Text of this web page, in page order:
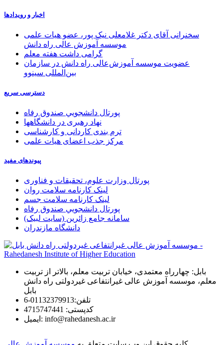
اخبار و رویدادها
سخنرانی آقای دکتر غلامعلی نیک پور، عضو هیات علمی
موسسه آموزش عالی راه دانش
گرامی داشت هفته معلم
عضویت موسسه آموزش‌عالی راه دانش در سازمان
بین‌المللی سینوو
دسترسی سریع
پورتال دانشجويي صندوق رفاه
نهاد رهبری در دانشگاهها
ترم بندی کاردانی و کارشناسی
مرکز جذب اعضای هیات علمی
پیوندهای مفید
پورتال وزارت علوم، تحقیقات و فناوری
لینک کارنامه سلامت روان
لینک کارنامه سلامت جسم
پورتال دانشجويي صندوق رفاه
سامانه جامع زائرین (سایت لبیک)
دانشگاه مازندران
بابل: چهارراه معتمدی، خیابان تربیت معلم، بالاتر از تربیت
معلم، موسسه آموزش عالی غیرانتفاعی غیردولتی راه دانش
بابل
تلفن:01132379913-6
كدپستی: 4715747441
ایمیل: info@rahedanesh.ac.ir